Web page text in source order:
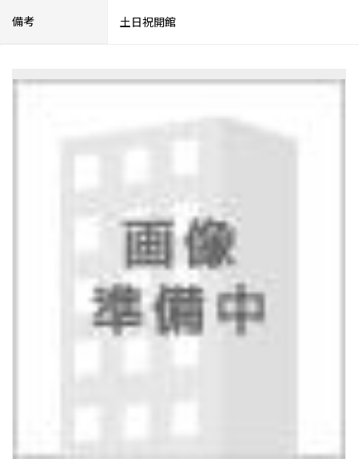
備考 土日祝開館